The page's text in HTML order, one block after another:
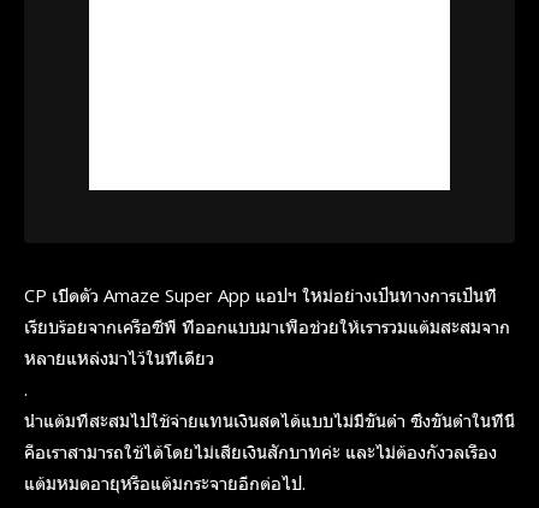
CP เปิดตัว Amaze Super App แอปฯ ใหม่อย่างเป็นทางการเป็นที่
เรียบร้อยจากเครือซีพี ที่ออกแบบมาเพื่อช่วยให้เรารวมแต้มสะสมจาก
หลายแหล่งมาไว้ในที่เดียว
.
นำแต้มทีสะสมไปใช้จ่ายแทนเงินสดได้แบบไม่มีขั้นต่ำ ซึ่งขั้นต่ำในที่นี้
คือเราสามารถใช้ได้โดยไม่เสียเงินสักบาทค่ะ และไม่ต้องกังวลเรื่อง
แต้มหมดอายุหรือแต้มกระจายอีกต่อไป.